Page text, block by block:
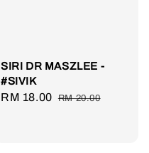
SIRI DR MASZLEE -
#SIVIK
Sale
RM 18.00 Regular
RM 20.00